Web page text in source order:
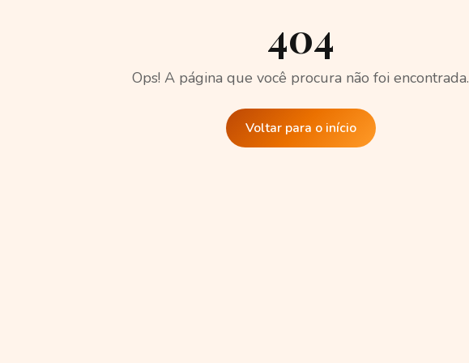
404
Ops! A página que você procura não foi encontrada.
Voltar para o início